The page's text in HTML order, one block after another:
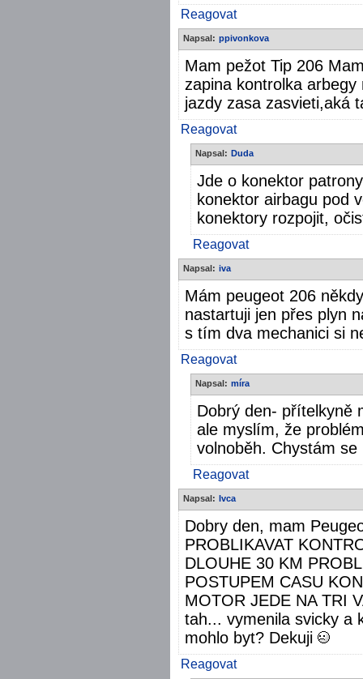
Reagovat
Napsal: ppivonkova
Mam pežot Tip 206
zapina kontrolka
jazdy zasa zasvieti,aká
Reagovat
Napsal: Duda
Jde o konektor
konektor airbagu pod
konektory rozpojit,
Reagovat
Napsal: iva
Mám peugeot 206
nastartuji jen přes plyn
s tím dva mechanici si
Reagovat
Napsal: míra
Dobrý den- přítelkyně
ale myslím, že
volnoběh. Chystám
Reagovat
Napsal: Ivca
Dobry den, mam
PROBLIKAVAT
DLOUHE 30 KM
POSTUPEM CASU
MOTOR JEDE NA TRI
tah... vymenila svicky a
mohlo byt? Dekuji
Reagovat